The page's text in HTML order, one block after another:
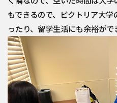
もできるので、ビクトリア大
ったり、留学生活にも余裕がで